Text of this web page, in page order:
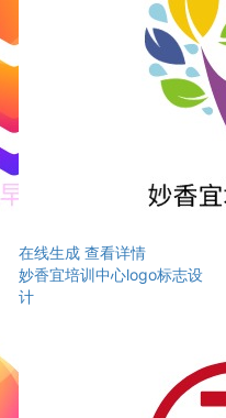
在线生成 查看详情
妙香宜培训中心logo标志设
计